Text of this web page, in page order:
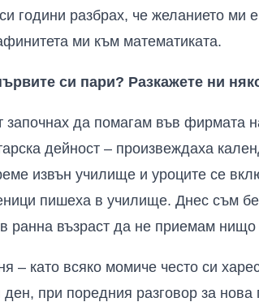
години разбрах, че желанието ми
ми към математиката.
си пари? Разкажете ни
да помагам във фирмата
дейност – произвеждаха
извън училище и уроците се
пишеха в училище. Днес съм
ранна възраст да не приемам нищо
– като всяко момиче често си
при поредния разговор за